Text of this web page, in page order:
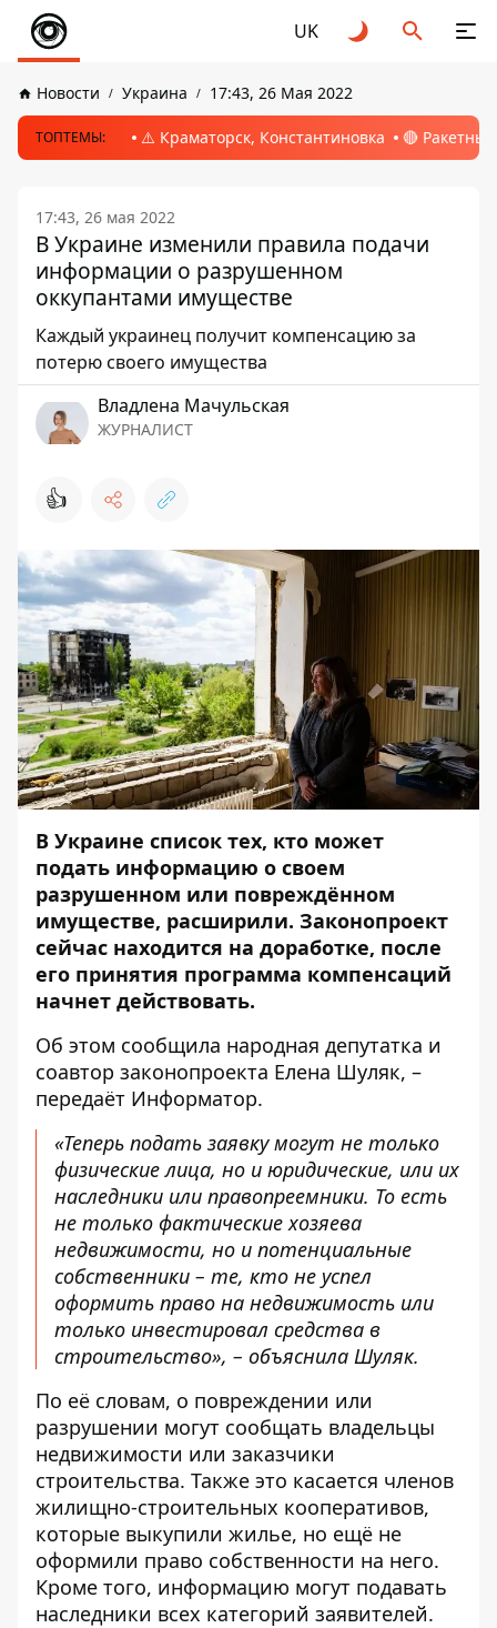
UK
Новости Украина 17:43, 26 Мая 2022
ТОПТЕМЫ: ⚠️ Краматорск, Константиновка 🔴
17:43, 26 мая 2022
В Украине изменили правила подачи
информации о разрушенном
оккупантами имуществе
Каждый украинец получит компенсацию за
потерю своего имущества
Владлена Мачульская
ЖУРНАЛИСТ
👍
В Украине список тех, кто может
подать информацию о своем
разрушенном или повреждённом
имуществе, расширили. Законопроект
сейчас находится на доработке, после
его принятия программа компенсаций
начнет действовать.
Об этом сообщила народная депутатка и
соавтор законопроекта Елена Шуляк, –
передаёт Информатор.
«Теперь подать заявку могут не только
физические лица, но и юридические, или их
наследники или правопреемники. То есть
не только фактические хозяева
недвижимости, но и потенциальные
собственники – те, кто не успел
оформить право на недвижимость или
только инвестировал средства в
строительство», – объяснила Шуляк.
По её словам, о повреждении или
разрушении могут сообщать владельцы
недвижимости или заказчики
строительства. Также это касается членов
жилищно-строительных кооперативов,
которые выкупили жилье, но ещё не
оформили право собственности на него.
Кроме того, информацию могут подавать
наследники всех категорий заявителей.